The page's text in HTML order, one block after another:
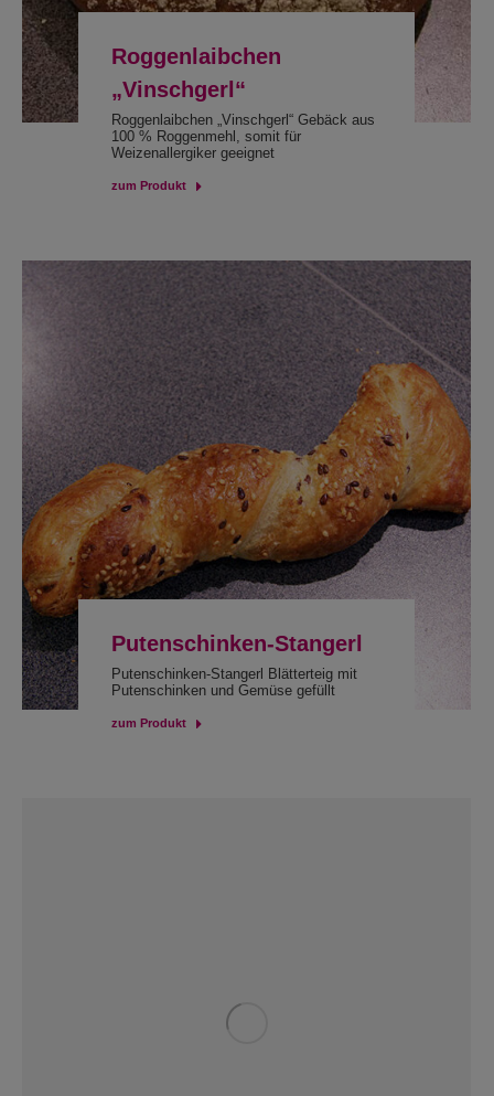
Roggenlaibchen
„Vinschgerl“
Roggenlaibchen „Vinschgerl“ Gebäck aus
100 % Roggenmehl, somit für
Weizenallergiker geeignet
zum Produkt
Putenschinken-Stangerl
Putenschinken-Stangerl Blätterteig mit
Putenschinken und Gemüse gefüllt
zum Produkt